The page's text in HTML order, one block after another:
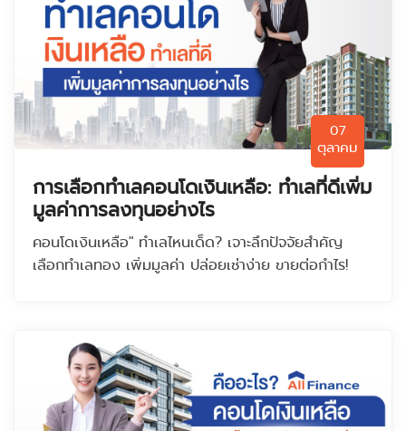
07
ตุลาคม
การเลือกทำเลคอนโดเงินเหลือ: ทำเลที่ดีเพิ่ม
มูลค่าการลงทุนอย่างไร
คอนโดเงินเหลือ" ทำเลไหนเด็ด? เจาะลึกปัจจัยสำคัญ
เลือกทำเลทอง เพิ่มมูลค่า ปล่อยเช่าง่าย ขายต่อกำไร!